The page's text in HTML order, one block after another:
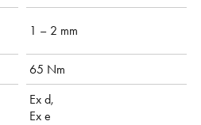
1 – 2 mm
65 Nm
Ex d,
Ex e